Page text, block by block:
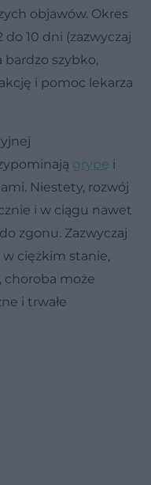
objawów. Okres
10 dni (zazwyczaj
bardzo szybko,
i pomoc lekarza
grypę i
Niestety, rozwój
i w ciągu nawet
zgonu. Zazwyczaj
ciężkim stanie,
choroba może
i trwałe